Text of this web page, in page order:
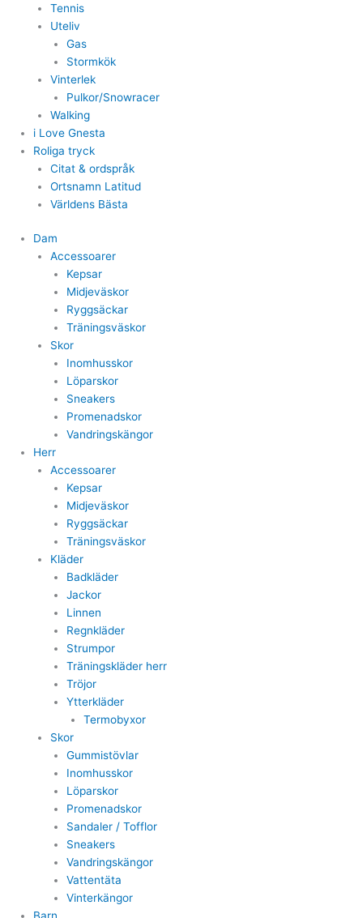
Tennis
Uteliv
Gas
Stormkök
Vinterlek
Pulkor/Snowracer
Walking
i Love Gnesta
Roliga tryck
Citat & ordspråk
Ortsnamn Latitud
Världens Bästa
Dam
Accessoarer
Kepsar
Midjeväskor
Ryggsäckar
Träningsväskor
Skor
Inomhusskor
Löparskor
Sneakers
Promenadskor
Vandringskängor
Herr
Accessoarer
Kepsar
Midjeväskor
Ryggsäckar
Träningsväskor
Kläder
Badkläder
Jackor
Linnen
Regnkläder
Strumpor
Träningskläder herr
Tröjor
Ytterkläder
Termobyxor
Skor
Gummistövlar
Inomhusskor
Löparskor
Promenadskor
Sandaler / Tofflor
Sneakers
Vandringskängor
Vattentäta
Vinterkängor